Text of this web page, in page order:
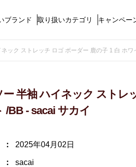
ブランド 取り扱いカテゴリ キャンペー
ック ストレッチ ロゴ ボーダー 鹿の子 1 白 ホワ
半袖 ハイネック ストレ
/BB - sacai サカイ
2025年04月02日
sacai